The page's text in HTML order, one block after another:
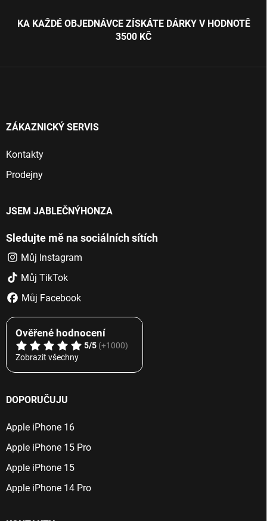
KA KAŽDÉ OBJEDNÁVCE ZÍSKÁTE DÁRKY V HODNOTĚ
3500 KČ
ZÁKAZNICKÝ SERVIS
Kontakty
Prodejny
JSEM JABLEČNÝHONZA
Sledujte mě na sociálních sítích
Můj Instagram
Můj TikTok
Můj Facebook
Ověřené hodnocení
5/5 (+1000)
Zobrazit všechny
DOPORUČUJU
Apple iPhone 16
Apple iPhone 15 Pro
Apple iPhone 15
Apple iPhone 14 Pro